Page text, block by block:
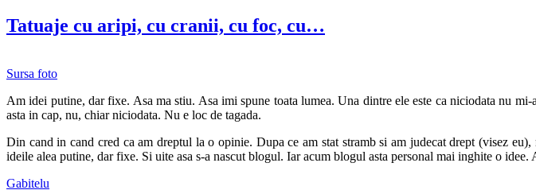
Tatuaje cu aripi, cu cranii, cu foc, cu…
Sursa foto
Am idei putine, dar fixe. Asa ma stiu. Asa imi spune toata lumea. Una dintre ele este ca niciodata nu
asta in cap, nu, chiar niciodata. Nu e loc de tagada.
Din cand in cand cred ca am dreptul la o opinie. Dupa ce am stat stramb si am judecat drept (visez
ideile alea putine, dar fixe. Si uite asa s-a nascut blogul. Iar acum blogul asta personal mai inghite o idee.
Gabitelu